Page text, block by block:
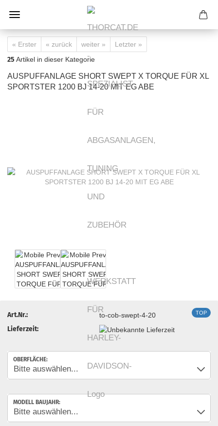
« Erster « zurück weiter » Letzter »
25 Artikel in dieser Kategorie
AUSPUFFANLAGE SHORT SWEPT X TORQUE FÜR XL
SPORTSTER 1200 BJ 14-20 MIT EG ABE
TOP
Art.Nr.: to-cob-swept-4-20
Lieferzeit:
OBERFLÄCHE:
MODELL BAUJAHR: